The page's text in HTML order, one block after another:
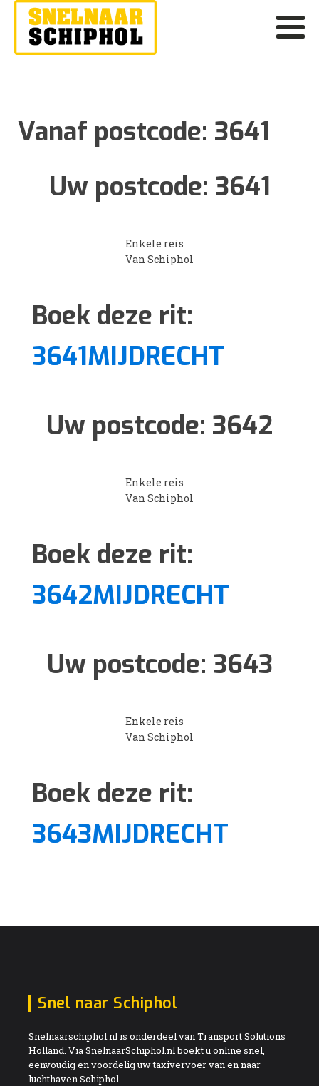
Vanaf postcode: 3641
Uw postcode: 3641
Enkele reis
Van Schiphol
Boek deze rit:
3641MIJDRECHT
Uw postcode: 3642
Enkele reis
Van Schiphol
Boek deze rit:
3642MIJDRECHT
Uw postcode: 3643
Enkele reis
Van Schiphol
Boek deze rit:
3643MIJDRECHT
Snel naar Schiphol
Snelnaarschiphol.nl is onderdeel van Transport Solutions
Holland. Via SnelnaarSchiphol.nl boekt u online snel,
eenvoudig en voordelig uw taxivervoer van en naar
luchthaven Schiphol.